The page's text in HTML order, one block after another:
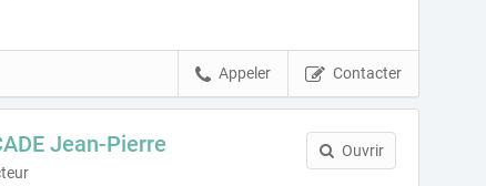
Contacter
Appeler
Jean-Pierre Ouvrir